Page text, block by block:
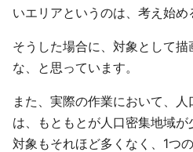
いエリアというのは、考え始め
そうした場合に、対象として
な、と思っています。
また、実際の作業において、
は、もともとが人口密集地域が
対象もそれほど多くなく、1つ